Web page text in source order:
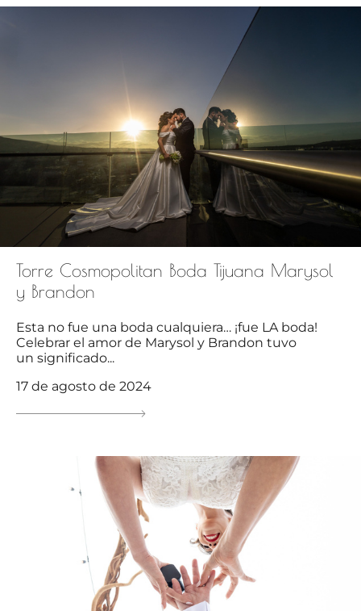
Torre Cosmopolitan Boda Tijuana Marysol
y Brandon
Esta no fue una boda cualquiera… ¡fue LA boda!
Celebrar el amor de Marysol y Brandon tuvo
un significado...
17 de agosto de 2024